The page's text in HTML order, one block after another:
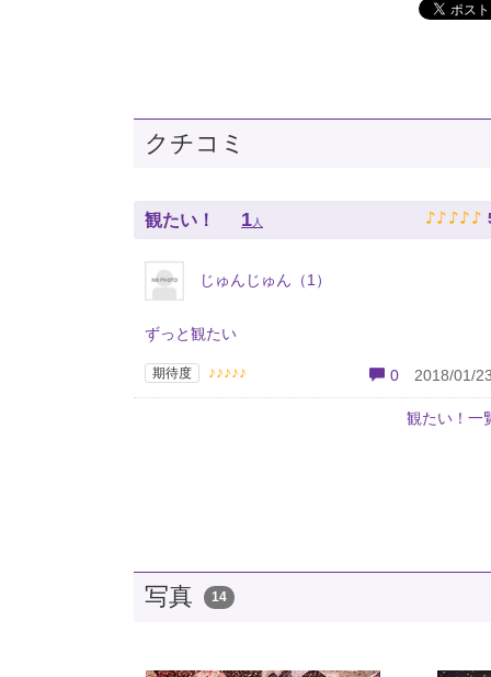
クチコミ
観たい！ 1 人 ♪ ♪ ♪ ♪ ♪
じゅんじゅん（1）
ずっと観たい
期待度 ♪♪♪♪♪ 0 2018/01/
観たい！一
写真 14